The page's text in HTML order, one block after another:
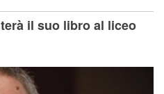
il suo libro al liceo